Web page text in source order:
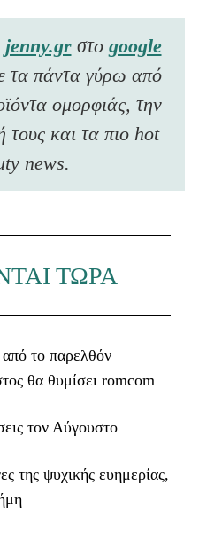
jenny.grστο google
τα πάντα γύρω από
ομορφιάς, την
τους και τα πιο hot
news.
ΤΩΡΑ
το παρελθόν
θα θυμίσει romcom
τον Αύγουστο
της ψυχικής ευημερίας,